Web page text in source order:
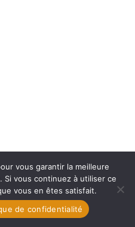
vous garantir la meilleure
vous continuez à utiliser ce
vous en êtes satisfait.
de confidentialité